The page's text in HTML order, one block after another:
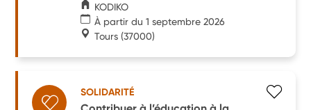
KODIKO
À partir du 1 septembre 2026
Tours (37000)
SOLIDARITÉ